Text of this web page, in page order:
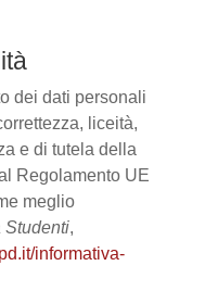
dei dati personali
liceità,
e di tutela della
Regolamento UE
meglio
Studenti,
informativa-